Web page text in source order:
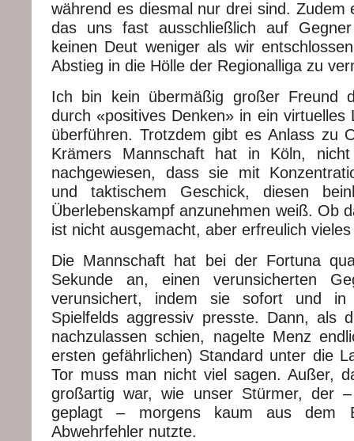
während es diesmal nur drei sind. Zudem
das uns fast ausschließlich auf
keinen Deut weniger als wir
Abstieg in die Hölle der Regionalliga zu
Ich bin kein übermäßig großer Freund
durch «positives Denken» in ein virtuelles
überführen. Trotzdem gibt es Anlass zu
Krämers Mannschaft hat in Köln,
nachgewiesen, dass sie mit
und taktischem Geschick, diesen
Überlebenskampf anzunehmen weiß. Ob
ist nicht ausgemacht, aber erfreulich
Die Mannschaft hat bei der Fortuna
Sekunde an, einen verunsicherten
verunsichert, indem sie sofort und
Spielfelds aggressiv presste. Dann, als
nachzulassen schien, nagelte Menz
ersten gefährlichen) Standard unter die
Tor muss man nicht viel sagen. Außer,
großartig war, wie unser Stürmer, der
geplagt – morgens kaum aus dem
Abwehrfehler nutzte.